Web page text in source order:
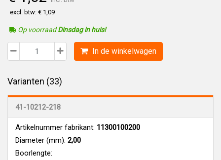
excl. btw: € 1,09
Op voorraadDinsdag in huis!
In de winkelwagen
Varianten (33)
41-10212-218
Artikelnummer fabrikant: 11300100200
Diameter (mm): 2,00
Boorlengte: